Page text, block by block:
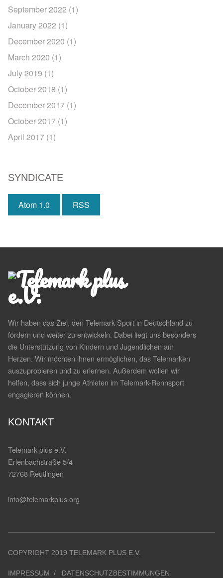
September 2022 (1)
January 2022 (1)
December 2020 (1)
March 2020 (1)
July 2019 (1)
October 2018 (1)
December 2017 (1)
October 2017 (1)
April 2017 (1)
SYNDICATE
Atom 1.0 RSS
Wir haben das Ziel, den Telemark Sport in Deutschland zu
fördern und weiter zu entwickeln. Dabei liegt uns besonders
die Unterstützung von Kindern und Jugendlichen am
Herzen. Wir möchten ihnen ermöglichen, das Telemarken
auszuprobieren und zu erlernen. Außerdem wollen wir
helfen, dass sich junge Athleten im Telemark-Rennsport
engagieren können.
KONTAKT
Telemark plus e.V.
Erlenbachstraße 5/4
72768 Reutlingen
info@telemarkplus.org
COPYRIGHT 2019 TELEMARK PLUS E.V.
IMPRESSUM DATENSCHUTZBESTIMMUNGEN